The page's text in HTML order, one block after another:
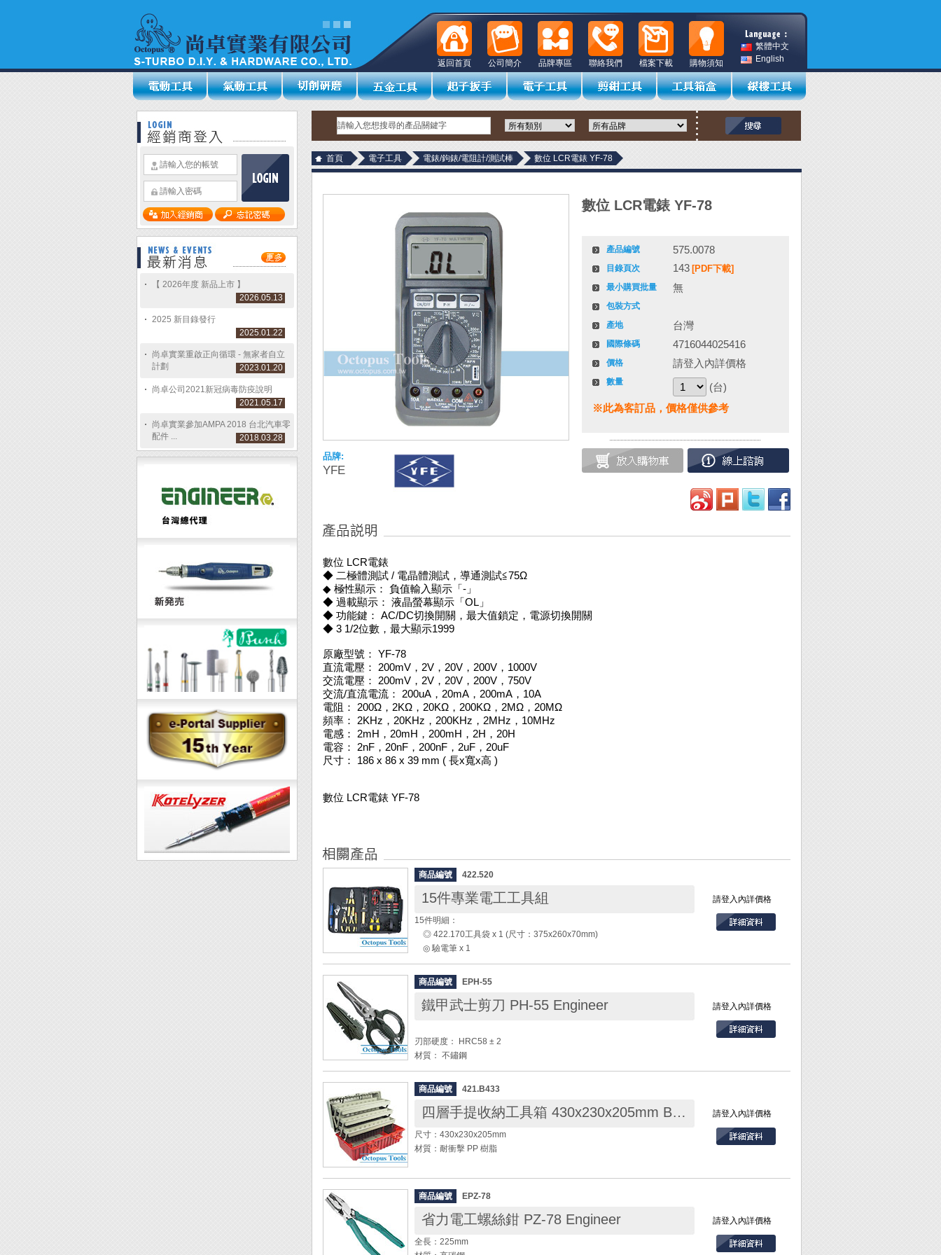
繁體中文
English
購物須知
檔案下載
聯絡我們
品牌專區
公司簡介
返回首頁
【 2026年度 新品上市 】
2026.05.13
2025 新目錄發行
2025.01.22
尚卓實業重啟正向循環 - 無家者自立
計劃
2023.01.20
尚卓公司2021新冠病毒防疫說明
2021.05.17
尚卓實業參加AMPA 2018 台北汽車零
配件 ...
2018.03.28
首頁 電子工具 電錶/鉤錶/電阻計/測試棒 數位 LCR電錶 YF-78
品牌:
YFE
數位 LCR電錶 YF-78
產品編號 575.0078
目錄頁次 143 [PDF下載]
最小購買批量 無
包裝方式
產地
台灣
國際條碼 4716044025416
價格 請登入內詳價格
數量
(台)
※此為客訂品，價格僅供參考
數位 LCR電錶
◆ 二極體測試 / 電晶體測試，導通測試≦75Ω
◆ 極性顯示： 負值輸入顯示「-」
◆ 過載顯示： 液晶螢幕顯示「OL」
◆ 功能鍵： AC/DC切換開關，最大值鎖定，電源切換開關
◆ 3 1/2位數，最大顯示1999
原廠型號： YF-78
直流電壓： 200mV，2V，20V，200V，1000V
交流電壓： 200mV，2V，20V，200V，750V
交流/直流電流： 200uA，20mA，200mA，10A
電阻： 200Ω，2KΩ，20KΩ，200KΩ，2MΩ，20MΩ
頻率： 2KHz，20KHz，200KHz，2MHz，10MHz
電感： 2mH，20mH，200mH，2H，20H
電容： 2nF，20nF，200nF，2uF，20uF
尺寸： 186 x 86 x 39 mm ( 長x寬x高 )
數位 LCR電錶 YF-78
商品編號 422.520
15件專業電工工具組 請登入內詳價格
15件明細：
◎ 422.170工具袋 x 1 (尺寸：375x260x70mm)
◎ 驗電筆 x 1
◎ 數位三用電錶 x 1
◎ 吸錫器 x 1
◎ 6"尖嘴尖口鉗 x 1
◎ 6"斜口鉗 x 1
◎ 8"膠柄鋼絲鉗 x 1
◎ 8"活動扳手 x 1
◎ 專利多功能鉗 x 1
◎ 十字膠柄起子107 #2 x 100mm x 1
◎ 十字膠柄起子102 #1 x 100mm x 1
◎ 一字膠柄起子102 5.0 x 100mm x 1
商品編號 EPH-55
鐵甲武士剪刀 PH-55 Engineer 請登入內詳價格
刃部硬度： HRC58 ± 2
材質： 不鏽鋼
全長： 160mm
重量： 120g
◆ 可剪鐵線1.2mm，銅線1.6mm以內
◆ 可切斷膠帶，割開紙箱，可剪紙、布、電線、CD片、皮革、纖維線、鋼
絲等
◆ 多功能電子剪刀，握柄特殊設計，具防滑功能，使用時可輕易掌握力道
商品編號 421.B433
四層手提收納工具箱 430x230x205mm B-433 請登入內詳價格
尺寸：430x230x205mm
材質：耐衝擊 PP 樹脂
◆ 耐用多功能的工具整理箱。
◆ 三層式工具盤，內有彈性間隔，並有分隔板可依需求任意調整分格大小。
◆ 專利箱體凹凸面設計，可強化構造，加強箱體韌度。
◆ 塑鋼骨架，強韌耐用。
◆ 手提握把提供方便性，收納零件、工具更整齊。
商品編號 EPZ-78
省力電工螺絲鉗 PZ-78 Engineer 請登入內詳價格
全長：225mm